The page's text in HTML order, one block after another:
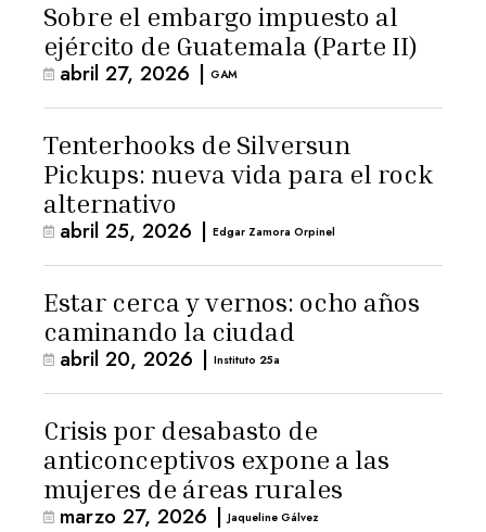
Sobre el embargo impuesto al
ejército de Guatemala (Parte II)
abril 27, 2026 | GAM
Tenterhooks de Silversun
Pickups: nueva vida para el rock
alternativo
abril 25, 2026 | Edgar Zamora Orpinel
Estar cerca y vernos: ocho años
caminando la ciudad
abril 20, 2026 | Instituto 25a
Crisis por desabasto de
anticonceptivos expone a las
mujeres de áreas rurales
marzo 27, 2026 | Jaqueline Gálvez